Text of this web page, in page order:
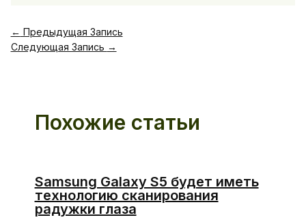
← Предыдущая Запись
Следующая Запись →
Похожие статьи
Samsung Galaxy S5 будет иметь
технологию сканирования
радужки глаза